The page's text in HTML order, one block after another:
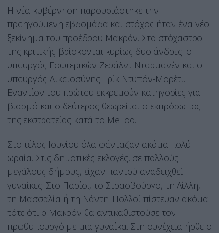
Η νέα κυβέρνηση παρουσιάστηκε την
προηγούμενη εβδομάδα και στόχος ήταν ένα νέο
ξεκίνημα του προέδρου Μακρόν. Στο στόχαστρο
της κριτικής βρίσκονται κυρίως δυο άνδρες: ο
υπουργός Εσωτερικών Ζεράλντ Νταρμανέν και ο
υπουργός Δικαιοσύνης Ερίκ Ντυπόν-Μορέτι.
Εναντίον του πρώτου εκκρεμούν κατηγορίες για
βιασμό και ο δεύτερος θεωρείται ο εκπρόσωπος
της εκστρατείας κατά το MeToo.
Στο τέλος Ιουνίου όλα φάνταζαν ακόμα πολύ
ωραία. Στις δημοτικές εκλογές, σε πολλούς
μεγάλους δήμους, είχαν παντού αναδειχθεί
γυναίκες. Στο Παρίσι, το Στρασβούργο, τη Λίλλη,
τη Μασσαλία ή τη Νάντη. Πολλοί πίστευαν ακόμα
τότε ότι ο Μακρόν θα αντικαθιστούσε τον
πρωθυπουργό με μια γυναίκα. Στη συνέχεια ήρθε ο